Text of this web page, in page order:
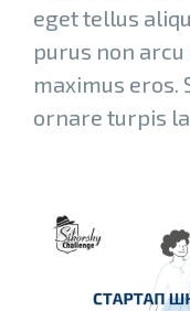
eget tellus
purus non
maximus eros.
ornare turpis